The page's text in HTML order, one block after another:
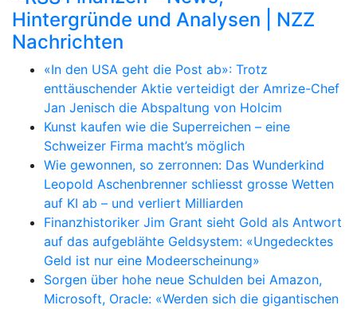
Hintergründe und Analysen | NZZ
Nachrichten
«In den USA geht die Post ab»: Trotz
enttäuschender Aktie verteidigt der Amrize-Chef
Jan Jenisch die Abspaltung von Holcim
Kunst kaufen wie die Superreichen – eine
Schweizer Firma macht’s möglich
Wie gewonnen, so zerronnen: Das Wunderkind
Leopold Aschenbrenner schliesst grosse Wetten
auf KI ab – und verliert Milliarden
Finanzhistoriker Jim Grant sieht Gold als Antwort
auf das aufgeblähte Geldsystem: «Ungedecktes
Geld ist nur eine Modeerscheinung»
Sorgen über hohe neue Schulden bei Amazon,
Microsoft, Oracle: «Werden sich die gigantischen